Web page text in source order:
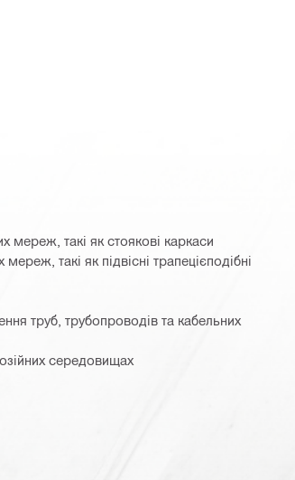
мереж, такі як стоякові каркаси
такі як підвісні трапецієподібні
труб, трубопроводів та кабельних
середовищах